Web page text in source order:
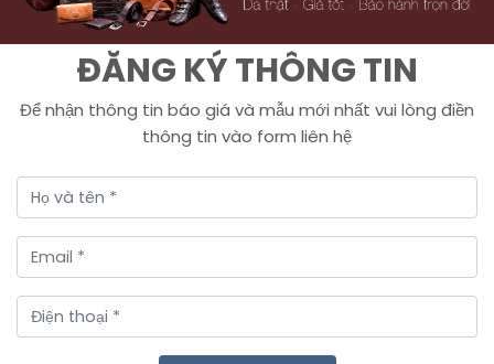
ĐĂNG KÝ THÔNG TIN
Để nhận thông tin báo giá và mẫu mới nhất vui lòng điền
thông tin vào form liên hệ